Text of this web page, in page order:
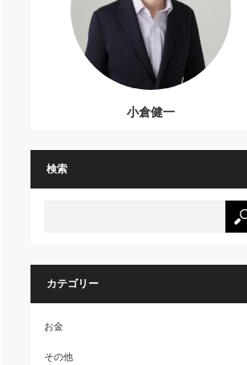
小倉健一
検索
カテゴリー
お金
その他